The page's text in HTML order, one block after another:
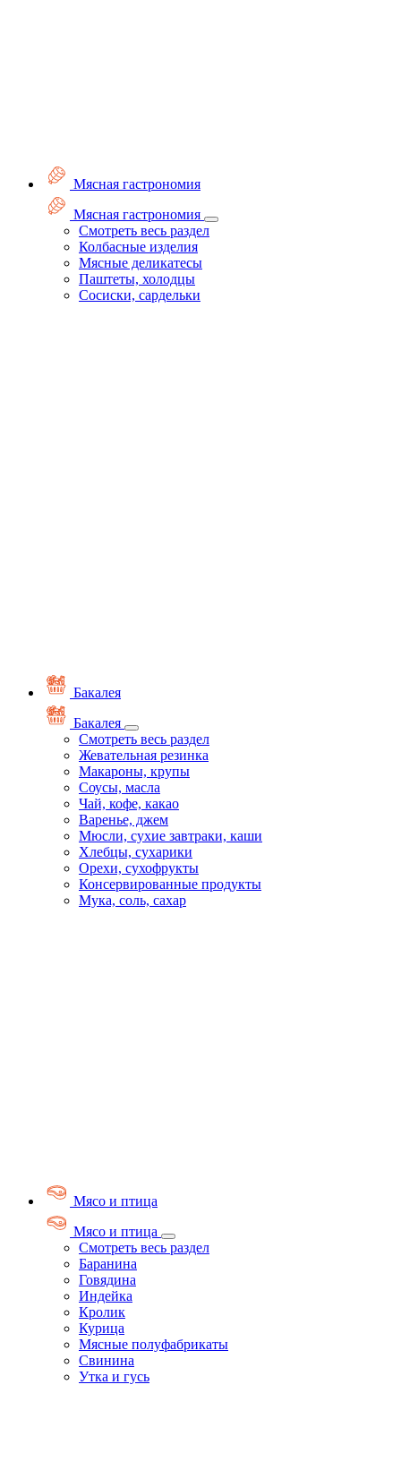
Мясная гастрономия
Мясная гастрономия
Смотреть весь раздел
Колбасные изделия
Мясные деликатесы
Паштеты, холодцы
Сосиски, сардельки
Бакалея
Бакалея
Смотреть весь раздел
Жевательная резинка
Макароны, крупы
Соусы, масла
Чай, кофе, какао
Варенье, джем
Мюсли, сухие завтраки, каши
Хлебцы, сухарики
Орехи, сухофрукты
Консервированные продукты
Мука, соль, сахар
Мясо и птица
Мясо и птица
Смотреть весь раздел
Баранина
Говядина
Индейка
Кролик
Курица
Мясные полуфабрикаты
Свинина
Утка и гусь